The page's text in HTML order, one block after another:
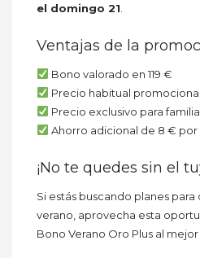
el domingo 21
Ventajas de la
Bono valorado en 119 €
Precio habitual
Precio exclusivo para
Ahorro adicional de 8 € por
¡No te quedes sin el
Si estás buscando planes
verano, aprovecha esta
Bono Verano Oro Plus al mejor